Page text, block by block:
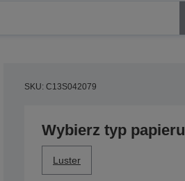
SKU: C13S042079
Wybierz typ papieru
Luster